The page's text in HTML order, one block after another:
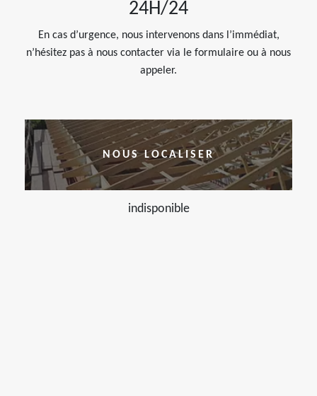
24H/24
En cas d’urgence, nous intervenons dans l’immédiat,
n’hésitez pas à nous contacter via le formulaire ou à nous
appeler.
NOUS LOCALISER
indisponible